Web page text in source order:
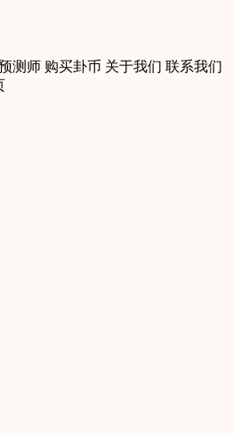
测师 购买卦币 关于我们 联系我们